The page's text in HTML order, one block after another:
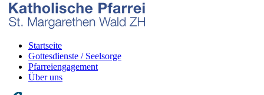
Startseite
Gottesdienste / Seelsorge
Pfarreiengagement
Über uns